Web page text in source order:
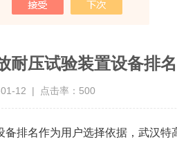
色
耐压试验装置设备排
01-12 | 点击率：500
排名作为用户选择依据，武汉